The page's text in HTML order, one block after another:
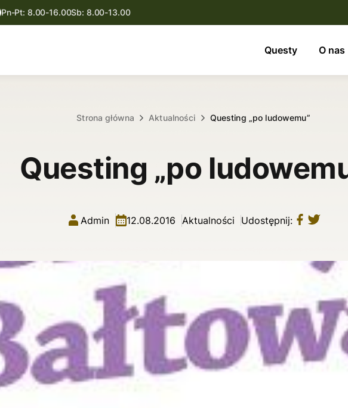
Pn-Pt: 8.00-16.00Sb: 8.00-13.00
Questy O nas
O nas
Kontakt
Strona główna Aktualności Questing „po ludowemu”
Questing „po
Admin 12.08.2016 Aktualności Udostępnij: